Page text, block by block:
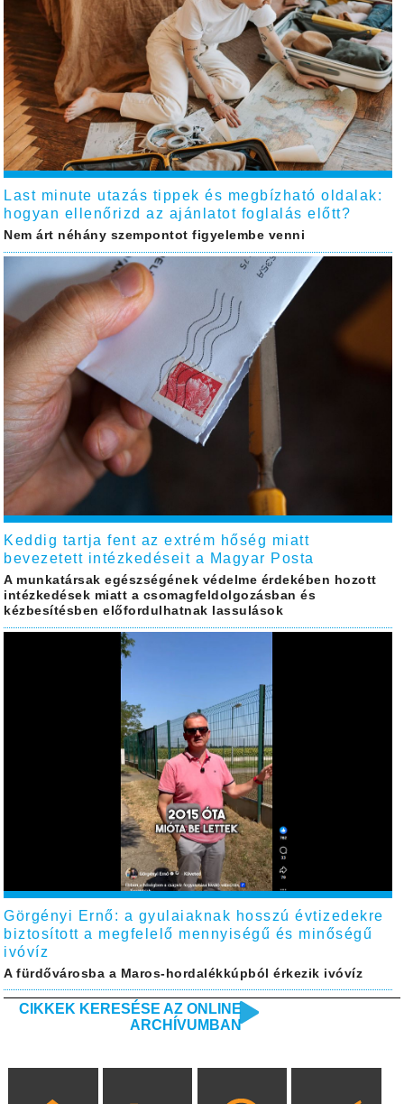
Last minute utazás tippek és megbízható oldalak:
hogyan ellenőrizd az ajánlatot foglalás előtt?
Nem árt néhány szempontot figyelembe venni
Keddig tartja fent az extrém hőség miatt
bevezetett intézkedéseit a Magyar Posta
A munkatársak egészségének védelme érdekében hozott
intézkedések miatt a csomagfeldolgozásban és
kézbesítésben előfordulhatnak lassulások
Görgényi Ernő: a gyulaiaknak hosszú évtizedekre
biztosított a megfelelő mennyiségű és minőségű
ivóvíz
A fürdővárosba a Maros-hordalékkúpból érkezik ivóvíz
CIKKEK KERESÉSE AZ ONLINE
ARCHÍVUMBAN